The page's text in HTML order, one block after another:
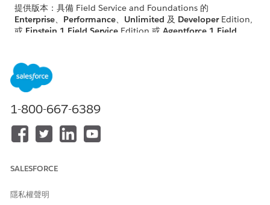
提供版本：具備 Field Service and Foundations 的
Enterprise、 Performance、 Unlimited 及 DeveloperEdition,
或 Einstein 1 Field Service Edition 或 Agentforce 1 Field
進入「設定」,尋找並選取「
開啟所需的傳訊管道。
在「Omni-Channel 路由」中,按一下「
針對「路由類型」,選取「
備註如果您已有偏好使用的路由流程,您可以選取「
1-800-667-6389
SALESFORCE
隱私權聲明